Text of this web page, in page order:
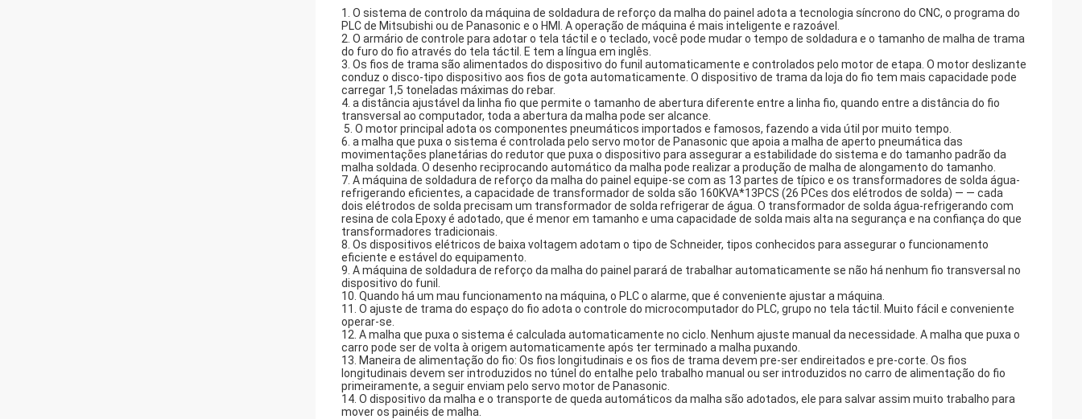
1. O sistema de controlo da máquina de soldadura de reforço da malha do painel adota a tecnologia síncrono do CNC, o programa do
PLC de Mitsubishi ou de Panasonic e o HMI. A operação de máquina é mais inteligente e razoável.
2. O armário de controle para adotar o tela táctil e o teclado, você pode mudar o tempo de soldadura e o tamanho de malha de trama
do furo do fio através do tela táctil. E tem a língua em inglês.
3. Os fios de trama são alimentados do dispositivo do funil automaticamente e controlados pelo motor de etapa. O motor deslizante
conduz o disco-tipo dispositivo aos fios de gota automaticamente. O dispositivo de trama da loja do fio tem mais capacidade pode
carregar 1,5 toneladas máximas do rebar.
4. a distância ajustável da linha fio que permite o tamanho de abertura diferente entre a linha fio, quando entre a distância do fio
transversal ao computador, toda a abertura da malha pode ser alcance.
5. O motor principal adota os componentes pneumáticos importados e famosos, fazendo a vida útil por muito tempo.
6. a malha que puxa o sistema é controlada pelo servo motor de Panasonic que apoia a malha de aperto pneumática das
movimentações planetárias do redutor que puxa o dispositivo para assegurar a estabilidade do sistema e do tamanho padrão da
malha soldada. O desenho reciprocando automático da malha pode realizar a produção de malha de alongamento do tamanho.
7. A máquina de soldadura de reforço da malha do painel equipe-se com as 13 partes de típico e os transformadores de solda água-
refrigerando eficientes, a capacidade de transformador de solda são 160KVA*13PCS (26 PCes dos elétrodos de solda) — — cada
dois elétrodos de solda precisam um transformador de solda refrigerar de água. O transformador de solda água-refrigerando com
resina de cola Epoxy é adotado, que é menor em tamanho e uma capacidade de solda mais alta na segurança e na confiança do que
transformadores tradicionais.
8. Os dispositivos elétricos de baixa voltagem adotam o tipo de Schneider, tipos conhecidos para assegurar o funcionamento
eficiente e estável do equipamento.
9. A máquina de soldadura de reforço da malha do painel parará de trabalhar automaticamente se não há nenhum fio transversal no
dispositivo do funil.
10. Quando há um mau funcionamento na máquina, o PLC o alarme, que é conveniente ajustar a máquina.
11. O ajuste de trama do espaço do fio adota o controle do microcomputador do PLC, grupo no tela táctil. Muito fácil e conveniente
operar-se.
12. A malha que puxa o sistema é calculada automaticamente no ciclo. Nenhum ajuste manual da necessidade. A malha que puxa o
carro pode ser de volta à origem automaticamente após ter terminado a malha puxando.
13. Maneira de alimentação do fio: Os fios longitudinais e os fios de trama devem pre-ser endireitados e pre-corte. Os fios
longitudinais devem ser introduzidos no túnel do entalhe pelo trabalho manual ou ser introduzidos no carro de alimentação do fio
primeiramente, a seguir enviam pelo servo motor de Panasonic.
14. O dispositivo da malha e o transporte de queda automáticos da malha são adotados, ele para salvar assim muito trabalho para
mover os painéis de malha.